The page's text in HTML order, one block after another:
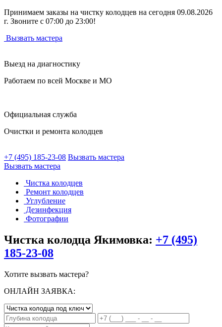
Принимаем заказы на чистку колодцев на сегодня 09.08.2026
г. Звоните с 07:00 до 23:00!
Вызвать мастера
Выезд на диагностику
Работаем по всей Москве и МО
Официальная служба
Очистки и ремонта колодцев
+7 (495) 185-23-08 Вызвать мастера
Вызвать мастера
Чистка колодцев
Ремонт колодцев
Углубление
Дезинфекция
Фотографии
Чистка колодца Якимовка: +7 (495)
185-23-08
Хотите вызвать мастера?
ОНЛАЙН ЗАЯВКА: